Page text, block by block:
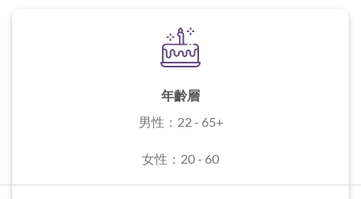
年齡層
男性：22 - 65+
女性：20 - 60